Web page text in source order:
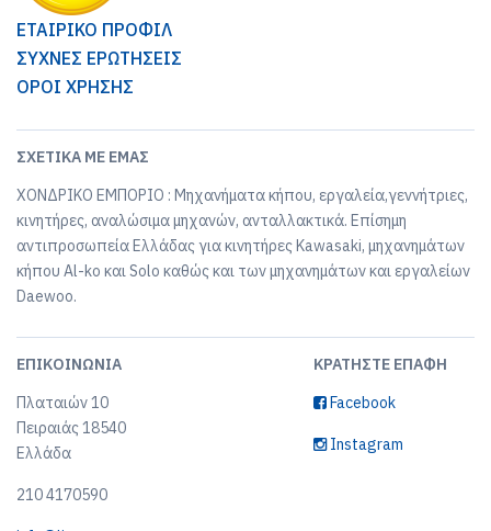
ΕΤΑΙΡΙΚΟ ΠΡΟΦΙΛ
ΣΥΧΝΕΣ ΕΡΩΤΗΣΕΙΣ
ΟΡΟΙ ΧΡΗΣΗΣ
ΣΧΕΤΙΚΆ ΜΕ ΕΜΆΣ
ΧΟΝΔΡΙΚΟ ΕΜΠΟΡΙΟ : Μηχανήματα κήπου, εργαλεία,γεννήτριες,
κινητήρες, αναλώσιμα μηχανών, ανταλλακτικά. Επίσημη
αντιπροσωπεία Ελλάδας για κινητήρες Kawasaki, μηχανημάτων
κήπου Al-ko και Solo καθώς και των μηχανημάτων και εργαλείων
Daewoo.
ΕΠΙΚΟΙΝΩΝΊΑ
Πλαταιών 10
Πειραιάς 18540
Ελλάδα
210 4170590
ΚΡΑΤΉΣΤΕ ΕΠΑΦΉ
Facebook
Instagram